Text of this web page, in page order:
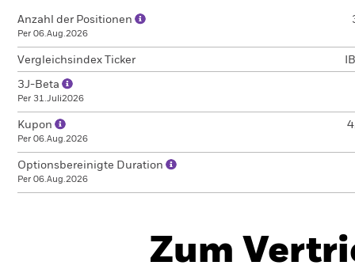
Anzahl der Positionen
Per 06.Aug.2026
Vergleichsindex Ticker
3J-Beta
Per 31.Juli2026
Kupon
Per 06.Aug.2026
Optionsbereinigte Duration
Per 06.Aug.2026
Zum